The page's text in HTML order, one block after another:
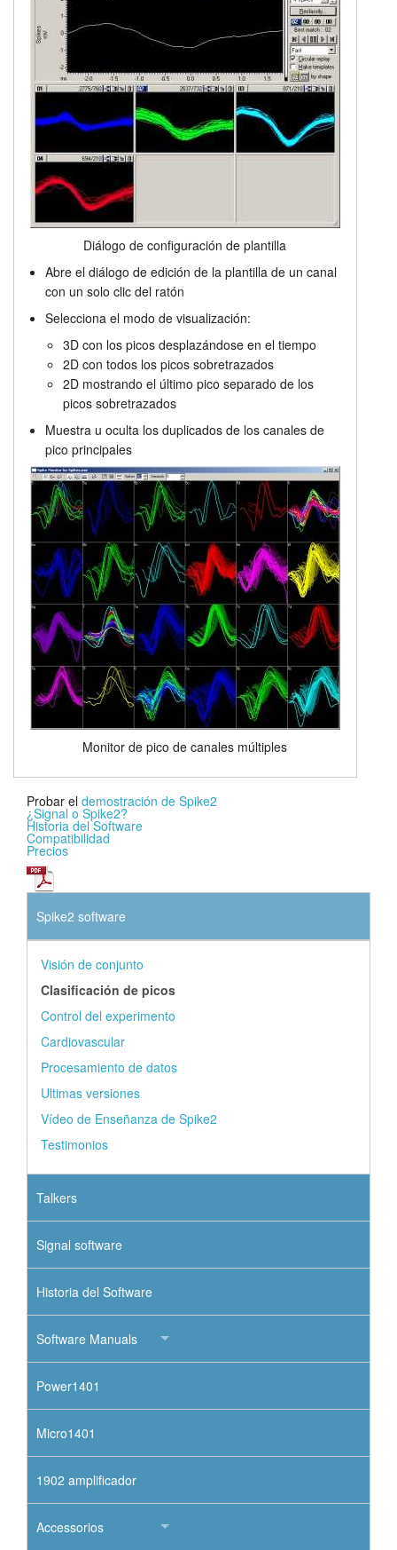
Diálogo de configuración de plantilla
Abre el diálogo de edición de la plantilla de un canal
con un solo clic del ratón
Selecciona el modo de visualización:
3D con los picos desplazándose en el tiempo
2D con todos los picos sobretrazados
2D mostrando el último pico separado de los
picos sobretrazados
Muestra u oculta los duplicados de los canales de
pico principales
Monitor de pico de canales múltiples
Probar el demostración de Spike2
¿Signal o Spike2?
Historia del Software
Compatibilidad
Precios
Spike2 software
Visión de conjunto
Clasificación de picos
Control del experimento
Cardiovascular
Procesamiento de datos
Ultimas versiones
Vídeo de Enseñanza de Spike2
Testimonios
Talkers
Signal software
Historia del Software
Software Manuals
Power1401
Micro1401
1902 amplificador
Accessorios